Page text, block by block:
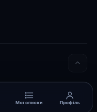
Мої списки Профіль